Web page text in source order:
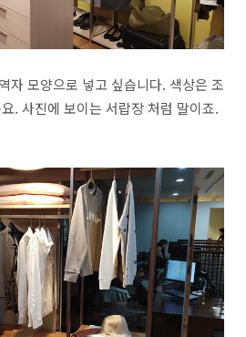
자 모양으로 넣고 싶습니다. 색상은 조
. 사진에 보이는 서랍장 처럼 말이죠.